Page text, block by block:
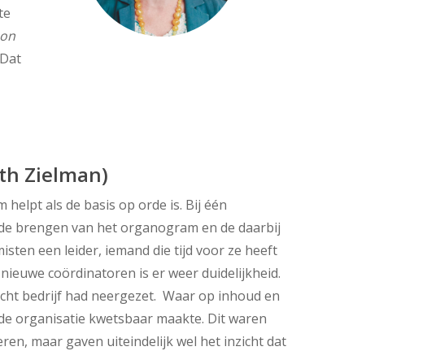
Zielman)
helpt als de basis op orde is. Bij één
brengen van het organogram en de daarbij
een leider, iemand die tijd voor ze heeft
coördinatoren is er weer duidelijkheid.
bedrijf had neergezet. Waar op inhoud en
organisatie kwetsbaar maakte. Dit waren
maar gaven uiteindelijk wel het inzicht dat